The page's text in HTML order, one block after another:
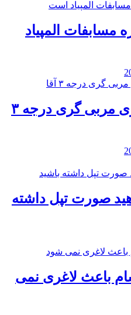
مسابفات المپیاد
کلاس تئوری مربی گری درجه ۳
صورت تپل داشته
باعث لاغری نمی